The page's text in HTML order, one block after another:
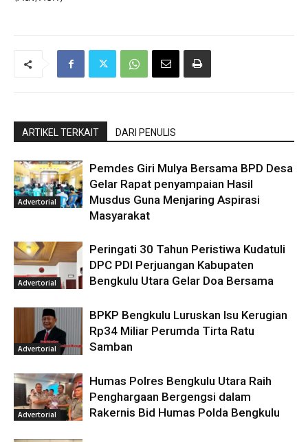
ARTIKEL TERKAIT DARI PENULIS
Advertorial
Pemdes Giri Mulya Bersama BPD Desa
Gelar Rapat penyampaian Hasil
Musdus Guna Menjaring Aspirasi
Masyarakat
Advertorial
Peringati 30 Tahun Peristiwa Kudatuli
DPC PDI Perjuangan Kabupaten
Bengkulu Utara Gelar Doa Bersama
Advertorial
BPKP Bengkulu Luruskan Isu Kerugian
Rp34 Miliar Perumda Tirta Ratu
Samban
Advertorial
Humas Polres Bengkulu Utara Raih
Penghargaan Bergengsi dalam
Rakernis Bid Humas Polda Bengkulu